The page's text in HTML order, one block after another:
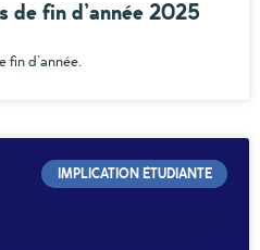
de fin d’année 2025
fin d’année.
IMPLICATION ÉTUDIANTE